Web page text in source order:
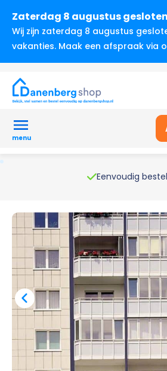
Zaterdag 8 augustus gesloten
Wij zijn zaterdag 8 augustus
vakanties. Maak een afspraak via
menu
Eenvoudig